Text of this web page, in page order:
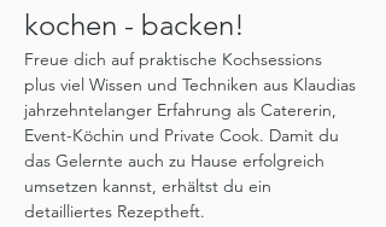
kochen - backen!
Freue dich auf praktische Kochsessions
plus viel Wissen und Techniken aus Klaudias
jahrzehntelanger Erfahrung als Catererin,
Event-Köchin und Private Cook. Damit du
das Gelernte auch zu Hause erfolgreich
umsetzen kannst, erhältst du ein
detailliertes Rezeptheft.